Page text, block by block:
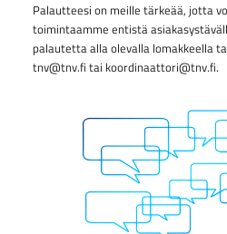
Palautteesi on meille tärkeää, jotta
toimintaamme entistä
palautetta alla olevalla lomakkeella
tnv@tnv.fi tai koordinaattori@tnv.fi.